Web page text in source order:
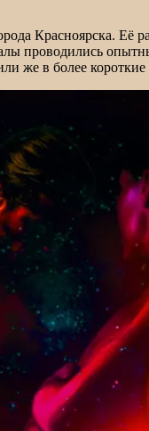
Красноярска. Её
проводились
же в более короткие